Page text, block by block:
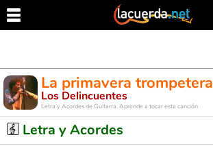
La primavera trompetera
Los Delincuentes
Letra y Acordes de Guitarra. Aprende a tocar esta canción
Letra y Acordes